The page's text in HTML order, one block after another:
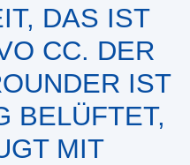
DAS IST
CC. DER
IST
BELÜFTET,
MIT